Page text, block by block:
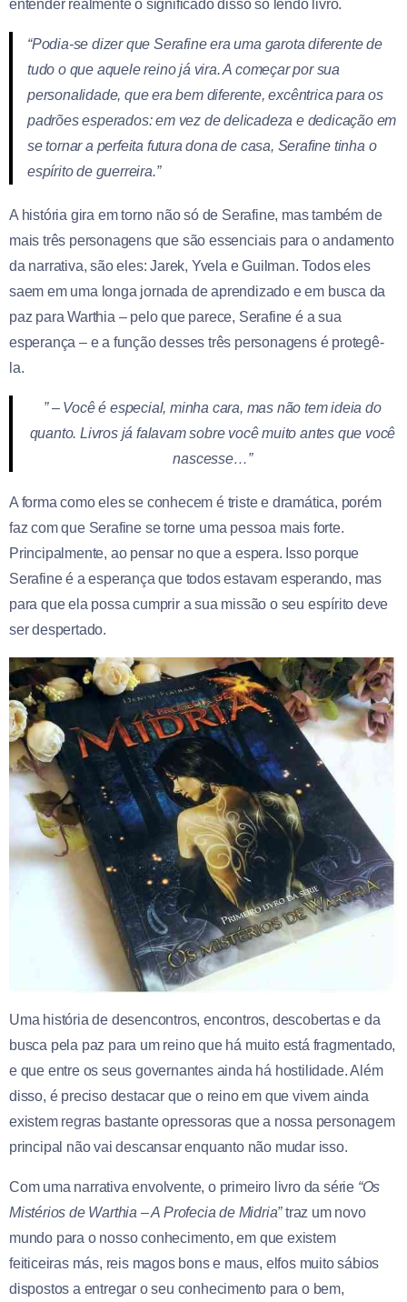
entender realmente o significado disso só lendo livro.
“Podia-se dizer que Serafine era uma garota diferente de
tudo o que aquele reino já vira. A começar por sua
personalidade, que era bem diferente, excêntrica para os
padrões esperados: em vez de delicadeza e dedicação em
se tornar a perfeita futura dona de casa, Serafine tinha o
espírito de guerreira.”
A história gira em torno não só de Serafine, mas também de
mais três personagens que são essenciais para o andamento
da narrativa, são eles: Jarek, Yvela e Guilman. Todos eles
saem em uma longa jornada de aprendizado e em busca da
paz para Warthia – pelo que parece, Serafine é a sua
esperança – e a função desses três personagens é protegê-
la.
” – Você é especial, minha cara, mas não tem ideia do
quanto. Livros já falavam sobre você muito antes que você
nascesse…”
A forma como eles se conhecem é triste e dramática, porém
faz com que Serafine se torne uma pessoa mais forte.
Principalmente, ao pensar no que a espera. Isso porque
Serafine é a esperança que todos estavam esperando, mas
para que ela possa cumprir a sua missão o seu espírito deve
ser despertado.
Uma história de desencontros, encontros, descobertas e da
busca pela paz para um reino que há muito está fragmentado,
e que entre os seus governantes ainda há hostilidade. Além
disso, é preciso destacar que o reino em que vivem ainda
existem regras bastante opressoras que a nossa personagem
principal não vai descansar enquanto não mudar isso.
Com uma narrativa envolvente, o primeiro livro da série “Os
Mistérios de Warthia – A Profecia de Midria”traz um novo
mundo para o nosso conhecimento, em que existem
feiticeiras más, reis magos bons e maus, elfos muito sábios
dispostos a entregar o seu conhecimento para o bem,